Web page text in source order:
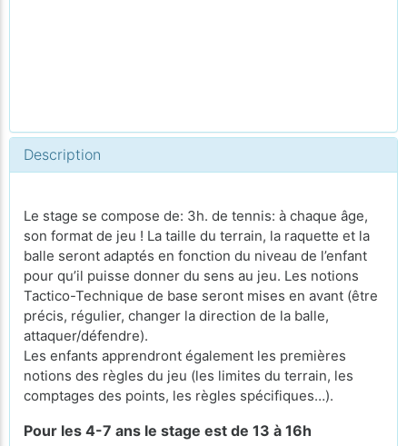
Description
Le stage se compose de: 3h. de tennis: à chaque âge,
son format de jeu ! La taille du terrain, la raquette et la
balle seront adaptés en fonction du niveau de l’enfant
pour qu’il puisse donner du sens au jeu. Les notions
Tactico-Technique de base seront mises en avant (être
précis, régulier, changer la direction de la balle,
attaquer/défendre).
Les enfants apprendront également les premières
notions des règles du jeu (les limites du terrain, les
comptages des points, les règles spécifiques…).
Pour les 4-7 ans le stage est de 13 à 16h